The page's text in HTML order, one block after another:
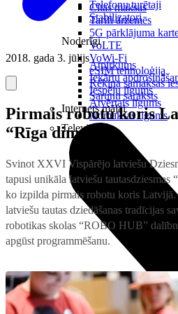
Citas maksas
Tarifi ārzemēs
5G pārklājuma
VoLTE
VoWi-Fi
eSIM tehnoloģija
Rēķina samaksas
Sarunu saraksts
Internets mājai
Telefonu turētaji
Stabilizatori
Noderīgi
Atpirkums
Iekārtu
Iespēju līgums
Atvērtais līgums
Nomaksas līgums
Televizori
2018. gada 3. jūlijs
Pirmais robotu koris
“Rīga dimd”
Svinot XXVI Vispārējo latviešu
tapusi unikāla latviešu tautasdziesmas
ko izpilda pirmais robotu koris
latviešu tautas dziedāšanas tradīcijas
robotikas skolas “ROBO HUB”
apgūst programmēšanu.